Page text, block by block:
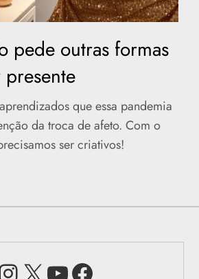
pede outras formas
que essa pandemia
da troca de afeto. Com o
ser criativos!
Instagram
X Youtube